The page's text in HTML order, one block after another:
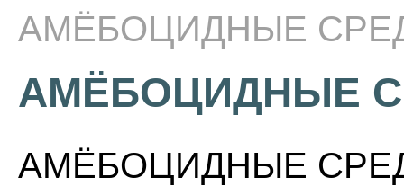
АМЁБОЦИДНЫЕ
АМЁБОЦИДНЫЕ
АМЁБОЦИДНЫЕ